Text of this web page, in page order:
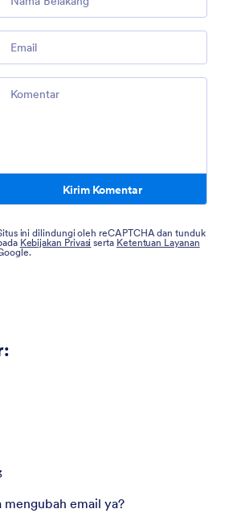
Kirim Komentar
ini dilindungi oleh reCAPTCHA dan tunduk
Kebijakan Privasi serta Ketentuan Layanan
mengubah email ya?